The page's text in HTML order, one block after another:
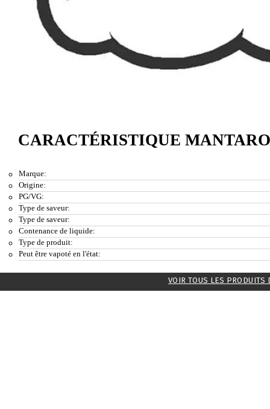
CARACTÉRISTIQUE
Marque:
Origine:
PG/VG:
Type de saveur:
Type de saveur:
Contenance de liquide:
Type de produit:
Peut être vapoté en l'état:
VOIR TOUS LES PRODUITS